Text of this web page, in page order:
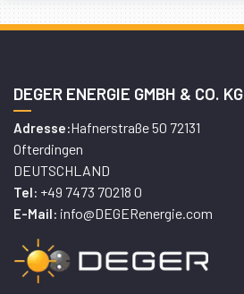
DEGER ENERGIE GMBH & CO. KG
Adresse:Hafnerstraße 50 72131
Ofterdingen
DEUTSCHLAND
Tel: +49 7473 70218 0
E-Mail: info@DEGERenergie.com